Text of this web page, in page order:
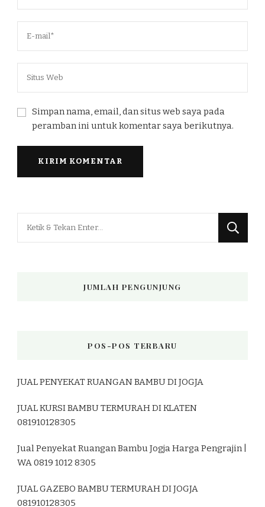
Simpan nama, email, dan situs web saya pada
peramban ini untuk komentar saya berikutnya.
JUMLAH PENGUNJUNG
POS-POS TERBARU
JUAL PENYEKAT RUANGAN BAMBU DI JOGJA
JUAL KURSI BAMBU TERMURAH DI KLATEN
081910128305
Jual Penyekat Ruangan Bambu Jogja Harga Pengrajin |
WA 0819 1012 8305
JUAL GAZEBO BAMBU TERMURAH DI JOGJA
081910128305